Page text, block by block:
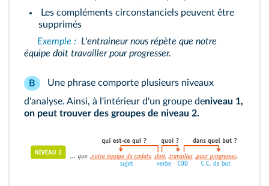
Les compléments circonstanciels peuvent être
supprimés
Exemple : L'entraineur nous répète que notre
équipe doit travailler pour progresser.
B
Une phrase comporte plusieurs niveaux
d'analyse. Ainsi, à l'intérieur d'un groupe deniveau 1,
on peut trouver des groupes de niveau 2.